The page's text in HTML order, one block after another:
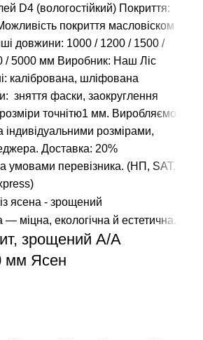
D4 (вологостійкий) Покриття:
покриття масловіском
довжини: 1000 / 1200 / 1500 /
/5000 мм Виробник: Наш Ліс
калібрована, шліфована
зняття фаски, заокруглення
розміри точнітю1 мм. Виробляємо
індивідуальними розмірами,
Доставка: 20%
умовами перевізника. (НП, SAT,
зрощений A/А
мм Ясен